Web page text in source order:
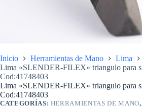
Inicio Herramientas de Mano
Lima
Lima «SLENDER-FILEX» triangulo para
Cod:41748403
Lima «SLENDER-FILEX» triangulo para
Cod:41748403
CATEGORÍAS: HERRAMIENTAS DE MANO